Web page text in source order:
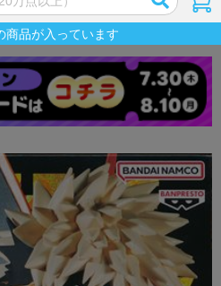
商品が入っています